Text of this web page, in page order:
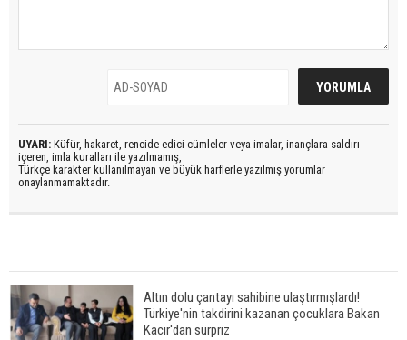
UYARI: Küfür, hakaret, rencide edici cümleler veya imalar, inançlara saldırı
içeren, imla kuralları ile yazılmamış,
Türkçe karakter kullanılmayan ve büyük harflerle yazılmış yorumlar
onaylanmamaktadır.
Altın dolu çantayı sahibine ulaştırmışlardı!
Türkiye'nin takdirini kazanan çocuklara Bakan
Kacır'dan sürpriz